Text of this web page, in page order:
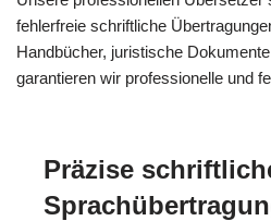
fehlerfreie schriftliche
Handbücher, juristische
garantieren wir professionelle und
Präzise